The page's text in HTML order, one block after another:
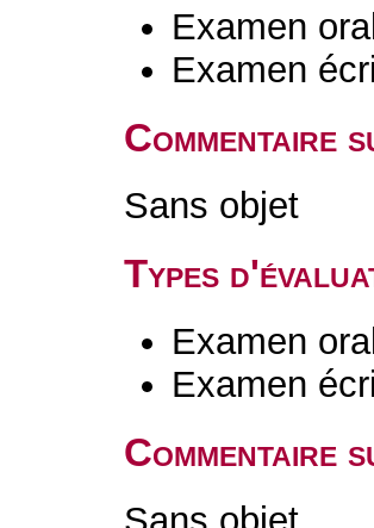
Examen oral
Examen
Commentaire
Sans objet
Types
Examen oral
Examen
Commentaire